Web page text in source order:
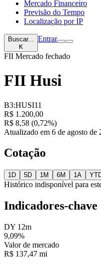
Mercado Financeiro
Previsão do Tempo
Localização por IP
Buscar...
K
Entrar
FII Mercado fechado
FII Husi
B3:HUSI11
R$ 1.200,00
R$ 8,58 (0,72%)
Atualizado em 6 de agosto de
Cotação
1D 5D 1M 6M 1A
Histórico indisponível para
Indicadores-chave
DY 12m
9,09%
Valor de mercado
R$ 137,47 mi